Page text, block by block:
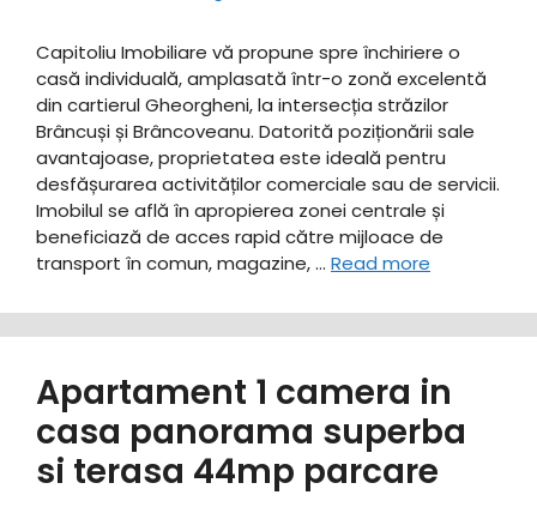
Capitoliu Imobiliare vă propune spre închiriere o
casă individuală, amplasată într-o zonă excelentă
din cartierul Gheorgheni, la intersecția străzilor
Brâncuși și Brâncoveanu. Datorită poziționării sale
avantajoase, proprietatea este ideală pentru
desfășurarea activităților comerciale sau de servicii.
Imobilul se află în apropierea zonei centrale și
beneficiază de acces rapid către mijloace de
transport în comun, magazine, … Read more
Apartament 1 camera in
casa panorama superba
si terasa 44mp parcare